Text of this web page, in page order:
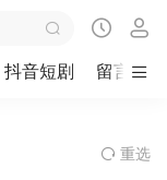
抖音短剧 留言
重选